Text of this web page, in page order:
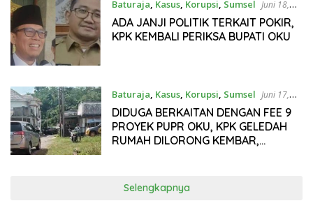
Baturaja, Kasus, Korupsi, Sumsel Juni 18,
2025
ADA JANJI POLITIK TERKAIT POKIR,
KPK KEMBALI PERIKSA BUPATI OKU
Baturaja, Kasus, Korupsi, Sumsel Juni 17,
2025
DIDUGA BERKAITAN DENGAN FEE 9
PROYEK PUPR OKU, KPK GELEDAH
RUMAH DILORONG KEMBAR,
Selengkapnya